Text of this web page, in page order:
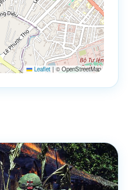
Leaflet | © OpenStreetMap